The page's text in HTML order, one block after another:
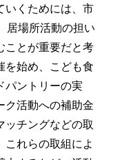
いくためには、市
居場所活動の担い
ことが重要だと考
を始め、こども食
パントリーの実
ク活動への補助金
ッチングなどの取
れらの取組によ